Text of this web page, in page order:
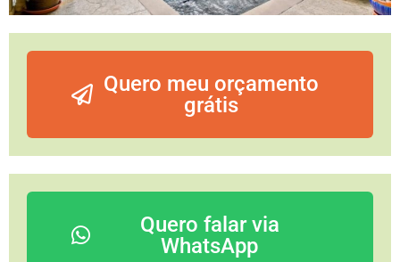
Quero meu orçamento
grátis
Quero falar via
WhatsApp